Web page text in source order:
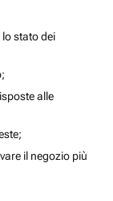
stato dei
alle
il negozio più